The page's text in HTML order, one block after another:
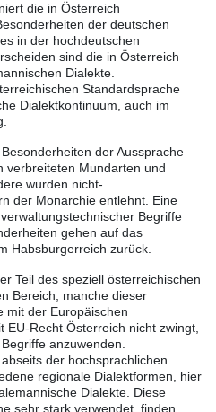
die in Österreich
der deutschen
in der hochdeutschen
sind die in Österreich
Dialekte.
Standardsprache
Dialektkontinuum, auch im
der Aussprache
verbreiteten Mundarten und
wurden nicht-
der Monarchie entlehnt. Eine
Begriffe
gehen auf das
Habsburgerreich zurück.
Teil des speziell österreichischen
Bereich; manche dieser
mit der Europäischen
Recht Österreich nicht zwingt,
anzuwenden.
der hochsprachlichen
regionale Dialektformen, hier
Dialekte. Diese
sehr stark verwendet, finden